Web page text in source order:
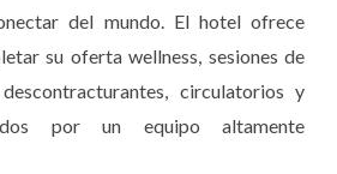
del mundo. El hotel ofrece
su oferta wellness, sesiones de
circulatorios y
por un equipo altamente